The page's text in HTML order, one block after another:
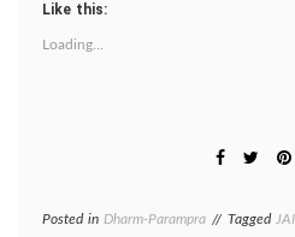
Like this:
Loading...
Posted in Dharm-Parampra Tagged